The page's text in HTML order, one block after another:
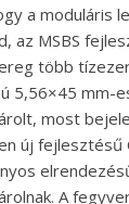
a moduláris
az MSBS
több
5,56×45 mm-
most
új fejlesztésű
A